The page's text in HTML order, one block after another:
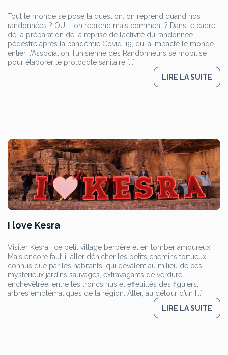
Tout le monde se pose la question: on reprend quand nos
randonnées ? OUI .. on reprend mais comment ? Dans le cadre
de la préparation de la reprise de l’activité du randonnée
pédestre après la pandémie Covid-19, qui a impacté le monde
entier, l’Association Tunisienne des Randonneurs se mobilise
pour élaborer le protocole sanitaire [...]
LIRE LA SUITE
I love Kesra
Visiter Kesra , ce petit village berbère et en tomber amoureux.
Mais encore faut-il aller dénicher les petits chemins tortueux
connus que par les habitants, qui dévalent au milieu de ces
mystérieux jardins sauvages, extravagants de verdure
enchevêtrée, entre les troncs nus et effeuillés des figuiers,
arbres emblématiques de la région. Aller, au détour d’un [...]
LIRE LA SUITE